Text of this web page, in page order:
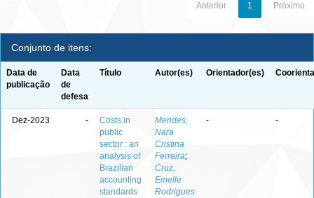
Anterior 1 Próximo
Conjunto de itens:
Data de
publicação
Data
de
defesa
Título Autor(es) Orientador(es)
Dez-2023 -
Costs in
public
sector : an
analysis of
Brazilian
accounting
standards
Mendes,
Nara
Cristina
Ferreira;
Cruz,
Emelle
Rodrigues
- -